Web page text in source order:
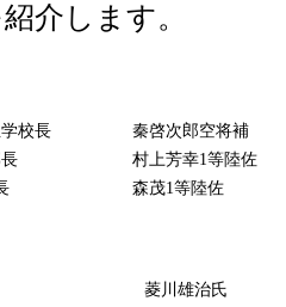
介します。
校長
秦啓次郎空将補
村上芳幸1等陸佐
森茂1等陸佐
菱川雄治氏